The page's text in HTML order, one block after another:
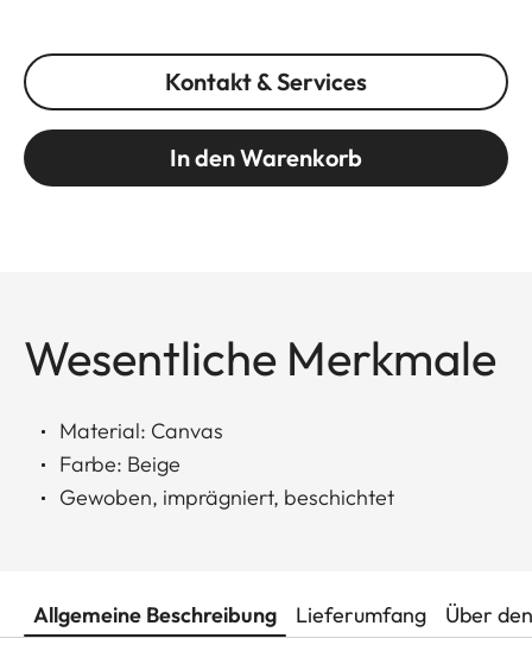
Kontakt & Services
In den Warenkorb
Wesentliche Merkmale
Material: Canvas
Farbe: Beige
Gewoben, imprägniert, beschichtet
Allgemeine Beschreibung Lieferumfang Über